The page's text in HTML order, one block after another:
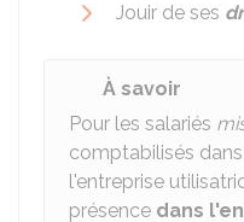
Jouir de ses
À savoir
Pour les salariés
comptabilisés
l'entreprise
présence dans